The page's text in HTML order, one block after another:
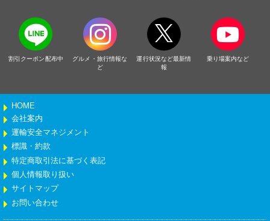
割引クーポン配布中
グルメ・旅行情報な
ど
運行状況など最新情
報
乗り場案内など
HOME
会社案内
運輸安全マネジメント
標識・約款
特定商取引法に基づく表記
個人情報取り扱い
サイトマップ
お問い合わせ